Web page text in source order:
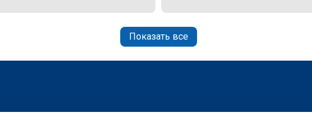
Показать все